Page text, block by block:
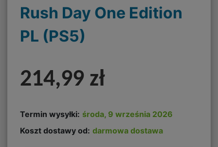
Rush Day One Edition
PL (PS5)
214,99 zł
Termin wysyłki: środa, 9 września 2026
Koszt dostawy od: darmowa dostawa